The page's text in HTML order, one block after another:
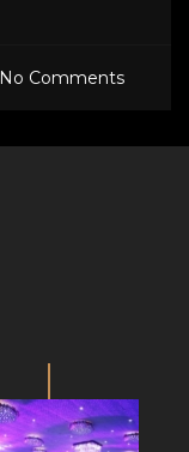
No Comments